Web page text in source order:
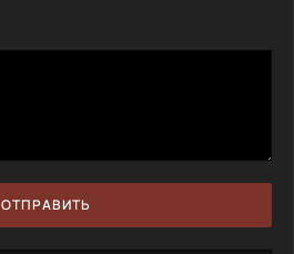
ОТПРАВИТЬ